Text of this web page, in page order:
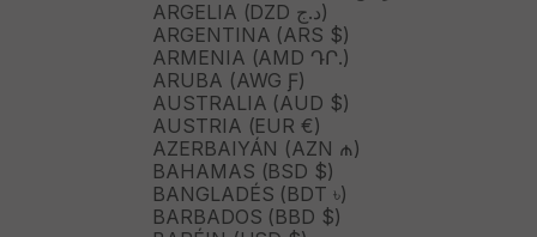
ARGELIA (DZD د.ج)
ARGENTINA (ARS $)
ARMENIA (AMD ԴՐ.)
ARUBA (AWG Ƒ)
AUSTRALIA (AUD $)
AUSTRIA (EUR €)
AZERBAIYÁN (AZN ₼)
BAHAMAS (BSD $)
BANGLADÉS (BDT ৳)
BARBADOS (BBD $)